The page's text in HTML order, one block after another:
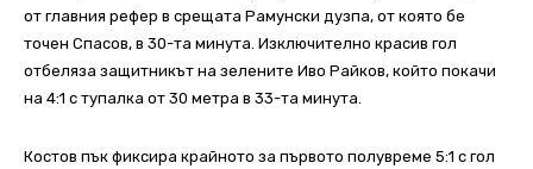
от главния рефер в срещата Рамунски дузпа, от която бе
точен Спасов, в 30-та минута. Изключително красив гол
отбеляза защитникът на зелените Иво Райков, който покачи
на 4:1 с тупалка от 30 метра в 33-та минута.
Костов пък фиксира крайното за първото полувреме 5:1 с гол